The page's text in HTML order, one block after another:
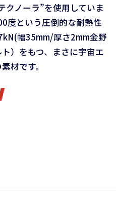
クノーラ”を使用していま
度という圧倒的な耐熱性
幅35mm/厚さ2mm金野
）をもつ、まさに宇宙エ
材です。